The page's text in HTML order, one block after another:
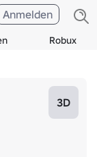
Robux
Anmelden
3D